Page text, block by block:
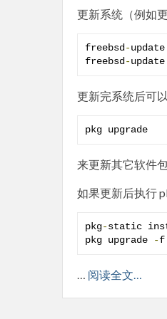
更新系统（例如
freebsd -
freebsd -
更新完系统后可
pkg upgrade
来更新其它软件包
如果更新后执行
pkg-static
pkg upgrade
-f
… 阅读全文…